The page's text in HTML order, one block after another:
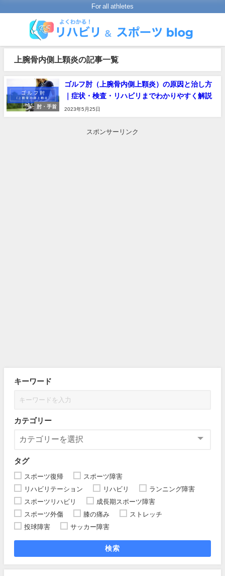
For all athletes
上腕骨内側上顆炎の記事一覧
肘・手首
ゴルフ肘（上腕骨内側上顆炎）の原因と治し方
｜症状・検査・リハビリまでわかりやすく解説
2023年5月25日
スポンサーリンク
キーワード
カテゴリー
タグ
スポーツ復帰
スポーツ障害
リハビリテーション
リハビリ
ランニング障害
スポーツリハビリ
成長期スポーツ障害
スポーツ外傷
膝の痛み
ストレッチ
投球障害
サッカー障害
検索